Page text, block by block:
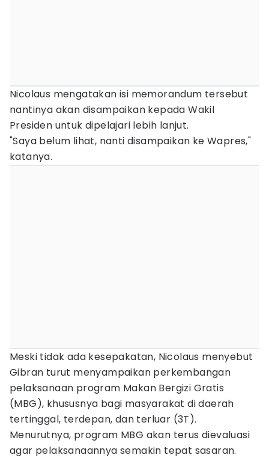
Nicolaus mengatakan isi memorandum tersebut
nantinya akan disampaikan kepada Wakil
Presiden untuk dipelajari lebih lanjut.
"Saya belum lihat, nanti disampaikan ke Wapres,"
katanya.
Meski tidak ada kesepakatan, Nicolaus menyebut
Gibran turut menyampaikan perkembangan
pelaksanaan program Makan Bergizi Gratis
(MBG), khususnya bagi masyarakat di daerah
tertinggal, terdepan, dan terluar (3T).
Menurutnya, program MBG akan terus dievaluasi
agar pelaksanaannya semakin tepat sasaran.